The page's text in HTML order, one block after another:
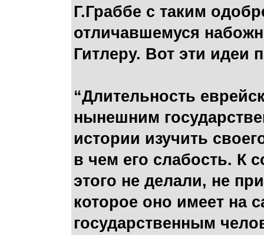
Г.Граббе с таким
отличавшемуся
Гитлеру. Вот эти
“Длительность
нынешним
истории изучить
в чем его слабость. К
этого не делали, не
которое оно имеет на
государственным